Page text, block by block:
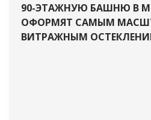
90-ЭТАЖНУЮ БАШНЮ В
ОФОРМЯТ САМЫМ
ВИТРАЖНЫМ